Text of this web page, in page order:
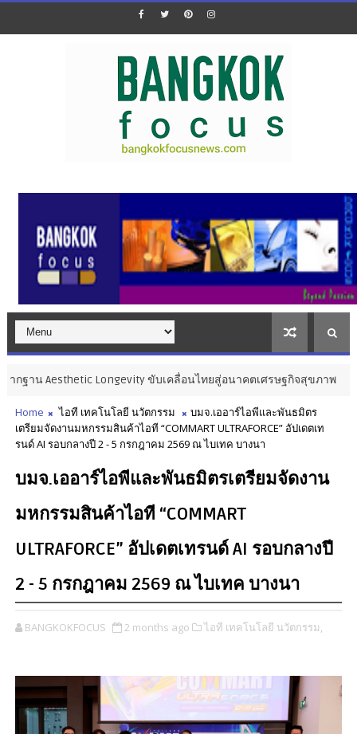
Longevity ขับเคลื่อนไทยสู่อนาคตเศรษฐกิจสุขภาพ การเงิน ตล
Home ไอที เทคโนโลยี นวัตกรรม
บมจ.เออาร์ไอพีและพันธมิตร
เตรียมจัดงานมหกรรมสินค้าไอที “COMMART ULTRAFORCE” อัปเดตเท
รนด์ AI รอบกลางปี 2 - 5 กรกฎาคม 2569 ณ ไบเทค บางนา
บมจ.เออาร์ไอพีและพันธมิตรเตรียมจัดงาน
มหกรรมสินค้าไอที “COMMART
ULTRAFORCE” อัปเดตเทรนด์ AI รอบกลางปี
2 - 5 กรกฎาคม 2569 ณ ไบเทค บางนา
BANGKOKFOCUS 2 months ago ไอที เทคโนโลยี นวัตกรรม,